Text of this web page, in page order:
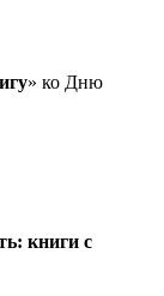
» ко Дню
книги с